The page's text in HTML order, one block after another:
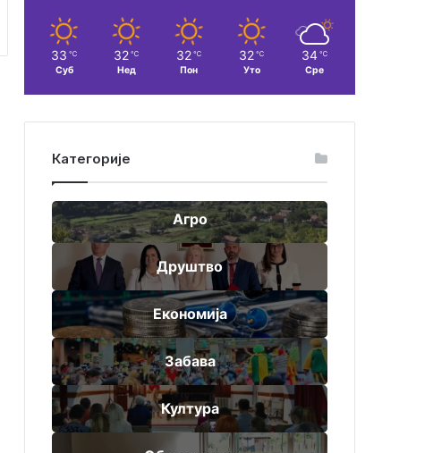
33 ℃
Суб
32 ℃
Нед
32 ℃
Пон
32 ℃
Уто
34 ℃
Сре
Категорије
Агро
Друштво
Економија
Забава
Култура